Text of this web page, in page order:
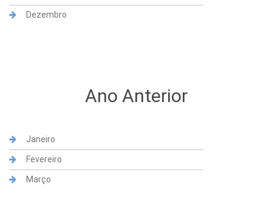
Dezembro
Ano Anterior
Janeiro
Fevereiro
Março